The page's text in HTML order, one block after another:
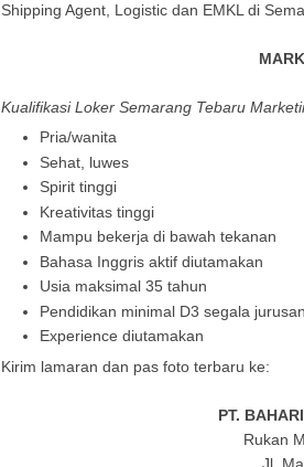
Shipping Agent, Logistic dan EMKL di
Kualifikasi Loker Semarang Tebaru
Pria/wanita
Sehat, luwes
Spirit tinggi
Kreativitas tinggi
Mampu bekerja di bawah tekanan
Bahasa Inggris aktif diutamakan
Usia maksimal 35 tahun
Pendidikan minimal D3 segala jurusan
Experience diutamakan
Kirim lamaran dan pas foto terbaru ke:
PT.
Rukan